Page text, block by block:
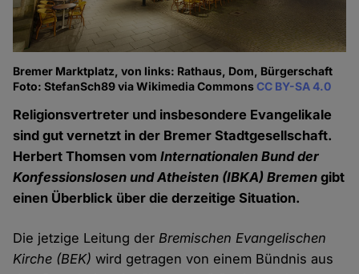
Bremer Marktplatz, von links: Rathaus, Dom, Bürgerschaft
Foto: StefanSch89 via Wikimedia CommonsCC BY-SA 4.0
Religionsvertreter und insbesondere Evangelikale
sind gut vernetzt in der Bremer Stadtgesellschaft.
Herbert Thomsen vomInternationalen Bund der
Konfessionslosen und Atheisten (IBKA) Bremen gibt
einen Überblick über die derzeitige Situation.
Die jetzige Leitung derBremischen Evangelischen
Kirche (BEK) wird getragen von einem Bündnis aus